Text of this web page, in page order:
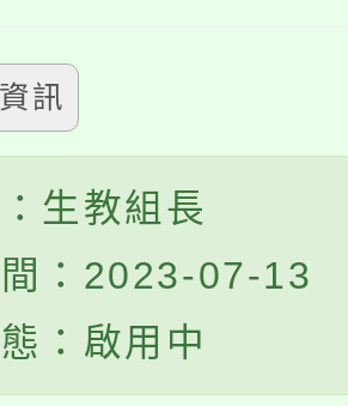
資訊
生教組長
：2023-07-13
：啟用中